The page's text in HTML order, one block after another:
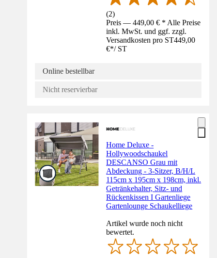
(2)
Preis — 449,00 € * Alle Preise
inkl. MwSt. und ggf. zzgl.
Versandkosten pro ST449,00
€*/ ST
Online bestellbar
Nicht reservierbar
Home Deluxe -
Hollywoodschaukel
DESCANSO Grau mit
Abdeckung - 3-Sitzer, B/H/L
115cm x 195cm x 198cm, inkl.
Getränkehalter, Sitz- und
Rückenkissen I Gartenliege
Gartenlounge Schaukelliege
Artikel wurde noch nicht
bewertet.